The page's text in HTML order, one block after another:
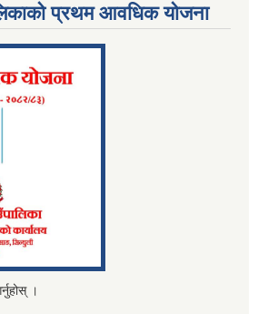
प्रथम आवधिक योजना
।